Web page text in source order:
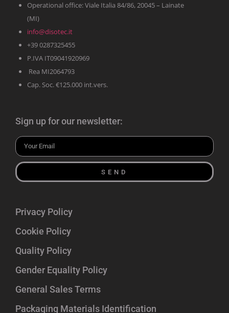
Operational office: Viale Italia 84/86, 20045 – Lainate
(MI)
info@disotec.it
+39 0287325455
P.IVA IT09041920969
Rea MI2064793
Cap. Soc. €125.000 int.vers.
Sign up for our newsletter:
SEND
Privacy Policy
Cookie Policy
Quality Policy
Gender Equality Policy
General Sales Terms
Packaging Materials Identification